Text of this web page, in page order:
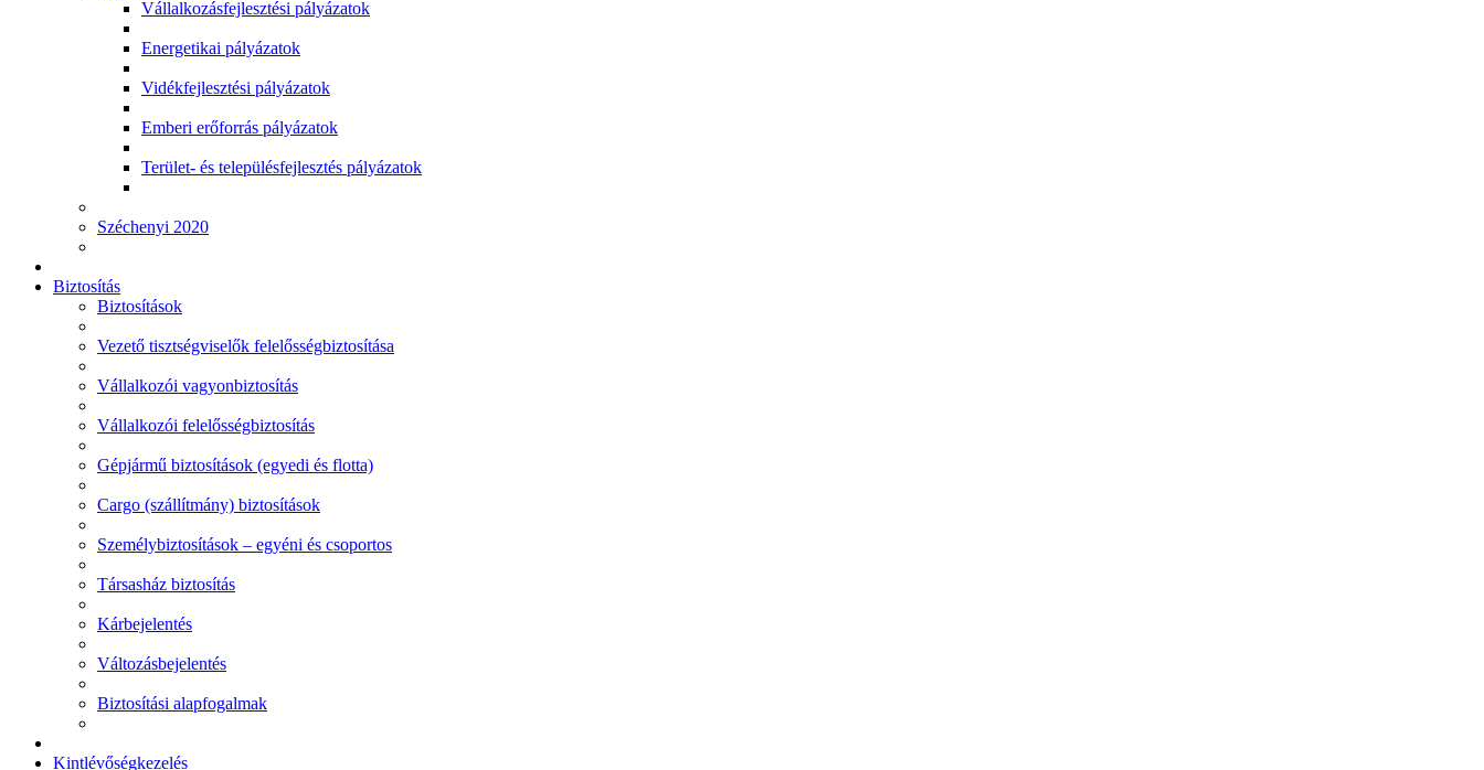
Vállalkozásfejlesztési pályázatok
Energetikai pályázatok
Vidékfejlesztési pályázatok
Emberi erőforrás pályázatok
Terület- és településfejlesztés pályázatok
Széchenyi 2020
Biztosítás
Biztosítások
Vezető tisztségviselők felelősségbiztosítása
Vállalkozói vagyonbiztosítás
Vállalkozói felelősségbiztosítás
Gépjármű biztosítások (egyedi és flotta)
Cargo (szállítmány) biztosítások
Személybiztosítások – egyéni és csoportos
Társasház biztosítás
Kárbejelentés
Változásbejelentés
Biztosítási alapfogalmak
Kintlévőségkezelés